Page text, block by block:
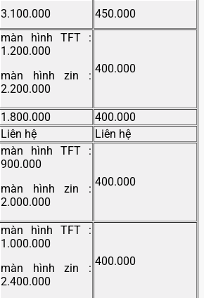
3.100.000 450.000
màn hình TFT :
1.200.000
màn hình zin :
2.200.000
400.000
1.800.000
400.000
Liên hệ Liên hệ
màn hình TFT :
900.000
màn hình zin :
2.000.000
400.000
màn hình TFT :
1.000.000
màn hình zin :
2.400.000
400.000